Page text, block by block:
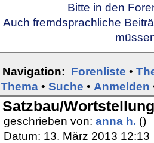
Bitte in den
Auch fremdsprachliche
Navigation: Forenliste •
Thema • Suche • Anmelden
Satzbau/
geschrieben von: anna h. ()
Datum: 13. März 2013 12:13